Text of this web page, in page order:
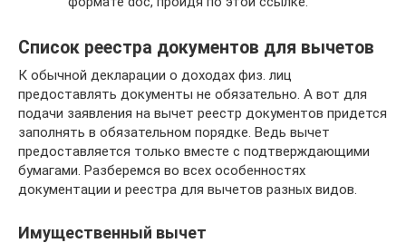
Список реестра документов для вычетов
К обычной декларации о доходах физ. лиц
предоставлять документы не обязательно. А вот для
подачи заявления на вычет реестр документов придется
заполнять в обязательном порядке. Ведь вычет
предоставляется только вместе с подтверждающими
бумагами. Разберемся во всех особенностях
документации и реестра для вычетов разных видов.
Имущественный вычет